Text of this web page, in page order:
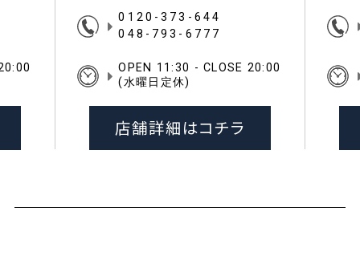
0120-373-644
048-793-6777
OPEN 11:30 - CLOSE 20:00
(水曜日定休)
店舗詳細はコチラ